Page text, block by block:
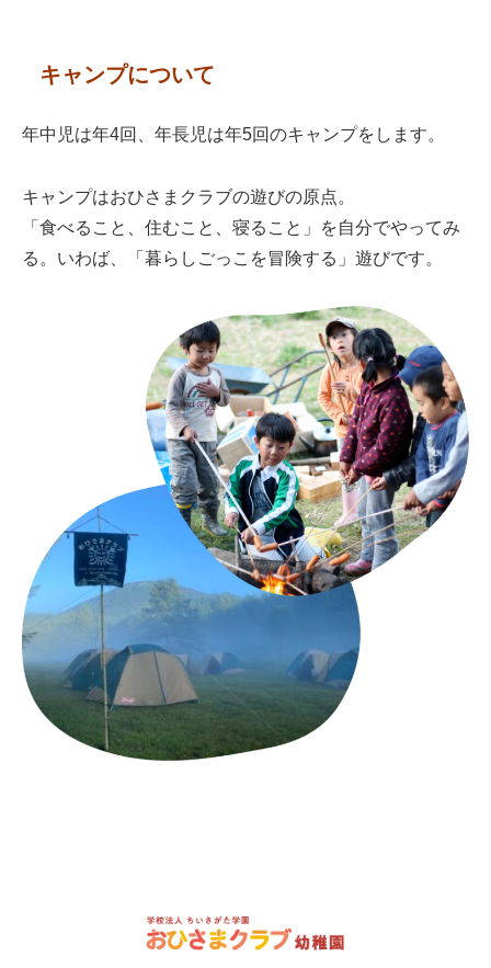
キャンプについて
年中児は年4回、年長児は年5回のキャンプをします。
キャンプはおひさまクラブの遊びの原点。
「食べること、住むこと、寝ること」を自分でやってみ
る。いわば、「暮らしごっこを冒険する」遊びです。